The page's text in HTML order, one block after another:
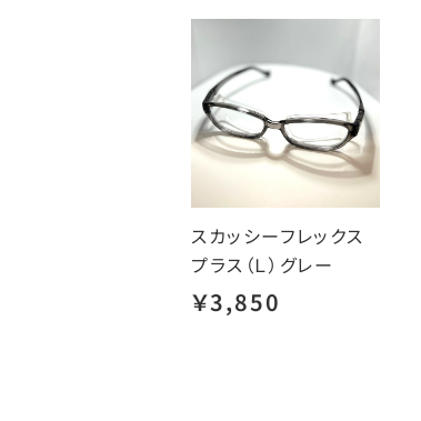
スカッシーフレックス
プラス（Ｌ）グレー
￥3,850